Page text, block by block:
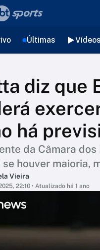
Últimas Vídeos
diz que
há
da Câmara
houver maioria,
Vieira
22:10 • Atualizado há 1 ano